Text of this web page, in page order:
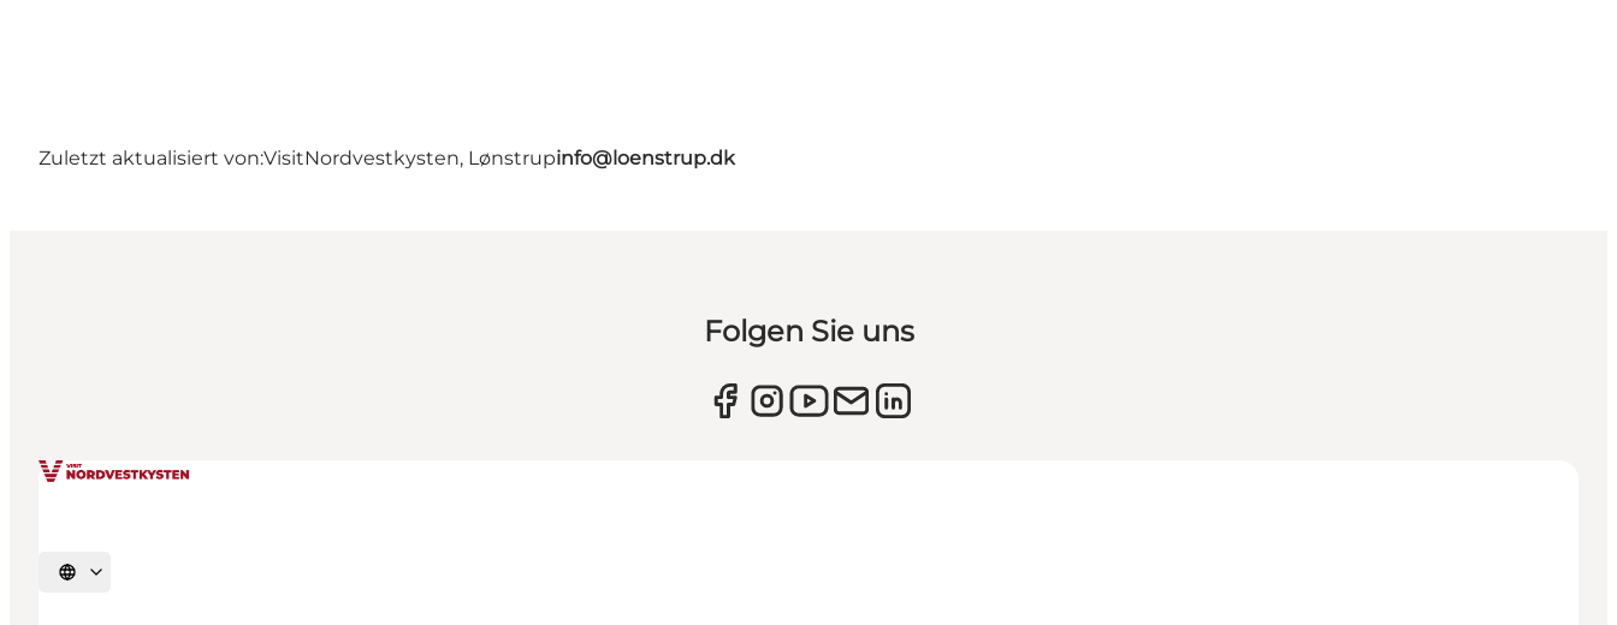
Zuletzt aktualisiert von:VisitNordvestkysten, Lønstrupinfo@loenstrup.dk
Folgen Sie uns
Sprache auswählen